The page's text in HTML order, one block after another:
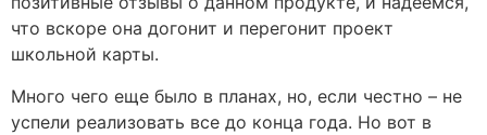
что вскоре она догонит и перегонит проект
школьной карты.
Много чего еще было в планах, но, если честно – не
успели реализовать все до конца года. Но вот в